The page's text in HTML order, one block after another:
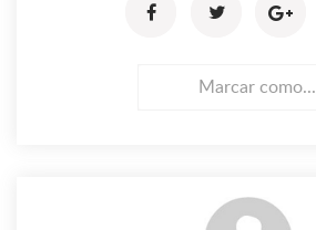
Marcar como...